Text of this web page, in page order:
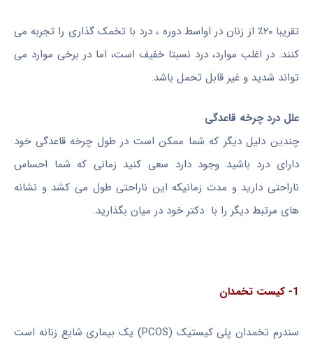
تقریبا ۲۰٪ از زنان در اواسط دوره ، درد با تخمک گذاری را تجربه می
کنند. در اغلب موارد، درد نسبتا خفیف است، اما در برخی موارد می
تواند شدید و غیر قابل تحمل باشد.
علل درد چرخه قاعدگی
چندین دلیل دیگر که شما ممکن است در طول چرخه قاعدگی خود
دارای درد باشید وجود دارد سعی کنید زمانی که شما احساس
ناراحتی دارید و مدت زمانیکه این ناراحتی طول می کشد و نشانه
های مرتبط دیگر را با دکتر خود در میان بگذارید.
1- کیست تخمدان
سندرم تخمدان پلی کیستیک (PCOS) یک بیماری شایع زنانه است